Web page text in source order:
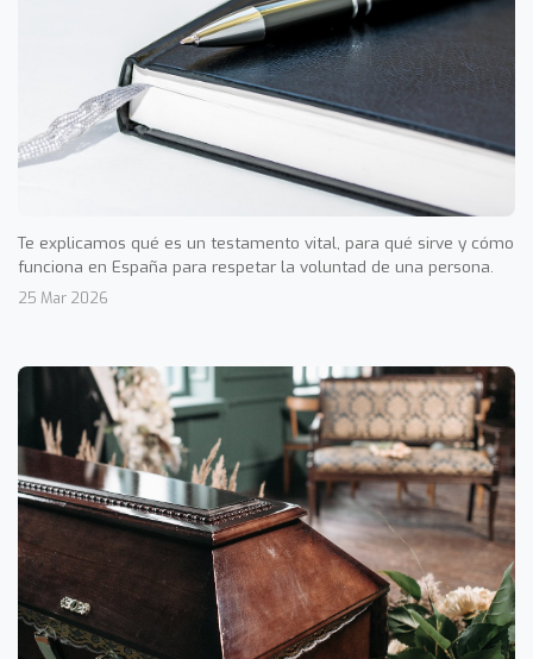
Te explicamos qué es un testamento vital, para qué sirve y cómo
funciona en España para respetar la voluntad de una persona.
25 Mar 2026